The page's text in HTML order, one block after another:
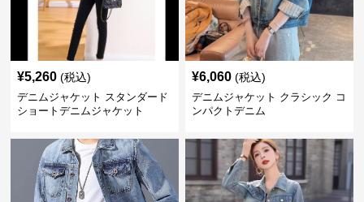
¥5,260 (税込)
デニムジャケット スタンダード
ショートデニムジャケット
¥6,060 (税込)
デニムジャケット クラシック コ
ンパクトデニム